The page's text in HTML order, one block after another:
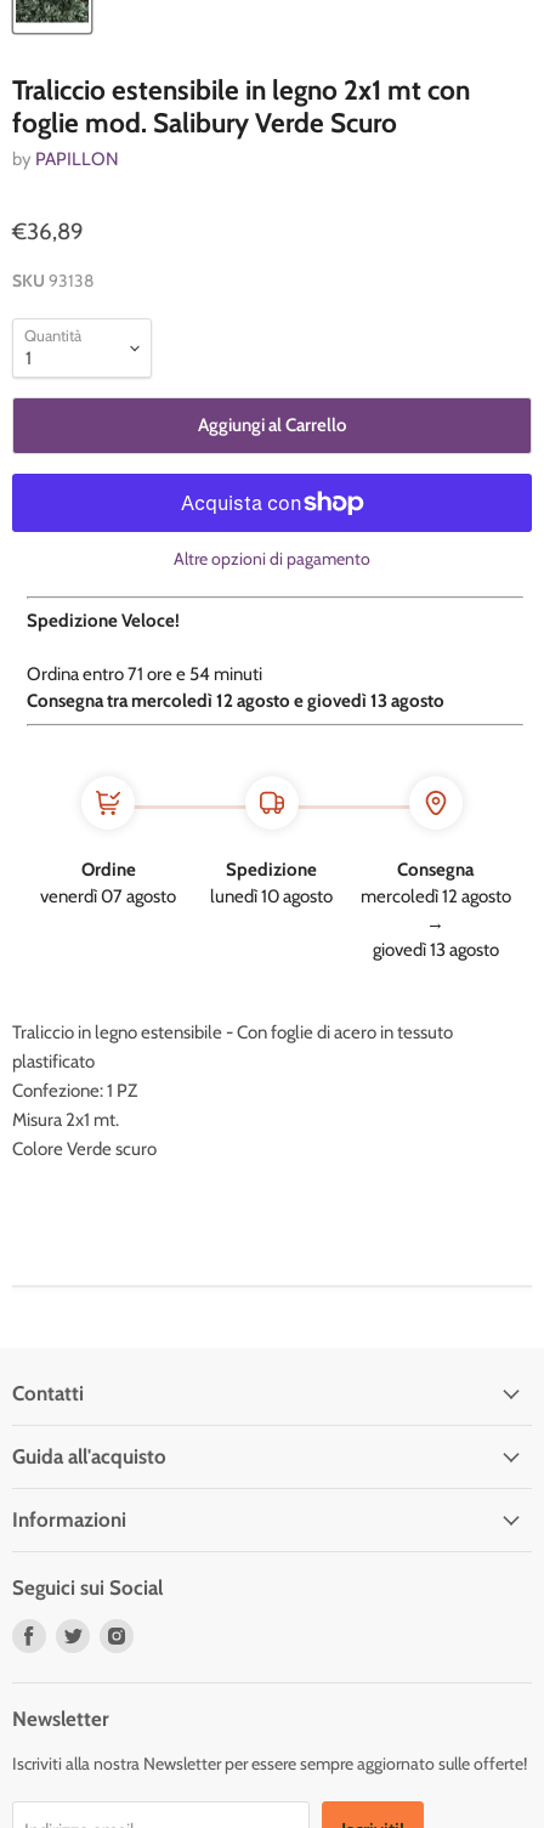
Traliccio estensibile in legno 2x1 mt con
foglie mod. Salibury Verde Scuro
by PAPILLON
€36,89
SKU 93138
Quantità
Aggiungi al Carrello
Altre opzioni di pagamento
Spedizione Veloce!
Ordina entro71 ore e 54 minuti
​Consegna tra mercoledì 12 agosto e giovedì 13 agosto
Ordine
venerdì 07 agosto
Spedizione
lunedì 10 agosto
Consegna
mercoledì 12 agosto
→
giovedì 13 agosto
Traliccio in legno estensibile - Con foglie di acero in tessuto
plastificato
Confezione: 1 PZ
Misura 2x1 mt.
Colore Verde scuro
Contatti
Guida all'acquisto
Informazioni
Seguici sui Social
Trovaci
Trovaci
Newsletter
Iscriviti alla nostra Newsletter per essere sempre aggiornato sulle offerte!